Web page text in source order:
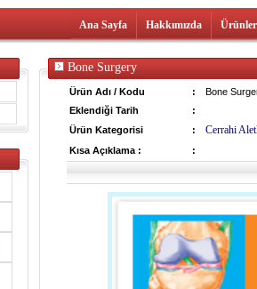
Ana Sayfa Hakkımızda
Bone Surgery
Ürün Adı / Kodu :
Bone
Eklendiği Tarih
:
Ürün Kategorisi
: Cerrahi
Kısa Açıklama : :